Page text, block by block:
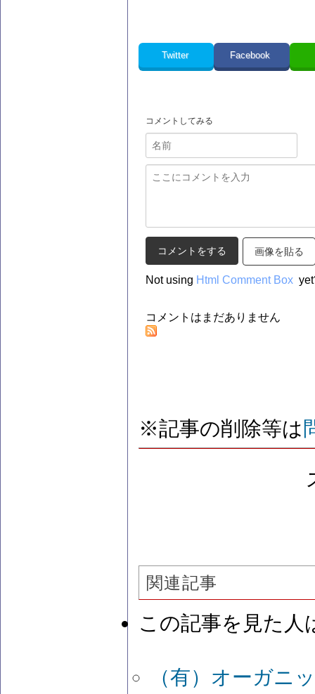
Twitter Facebook
コメントしてみる
画像を貼る
Not using Html Comment Box
コメントはまだありません
※記事の削除等は
関連記事
この記事を見た人
（有）オーガニ